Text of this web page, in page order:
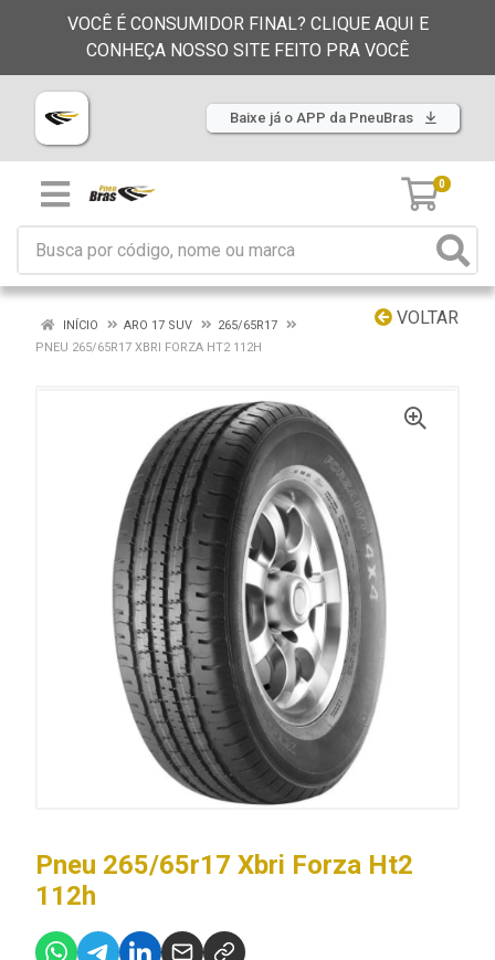
VOCÊ É CONSUMIDOR FINAL? CLIQUE AQUI E
CONHEÇA NOSSO SITE FEITO PRA VOCÊ
Baixe já o APP da PneuBras
0
VOLTAR
INÍCIO ARO 17 SUV
265/65R17
PNEU 265/65R17 XBRI FORZA HT2 112H
Pneu 265/65r17 Xbri Forza Ht2
112h